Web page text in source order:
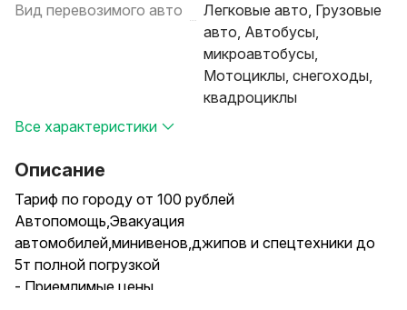
Вид перевозимого авто
Легковые авто, Грузовые
авто, Автобусы,
микроавтобусы,
Мотоциклы, снегоходы,
квадроциклы
Все характеристики
Описание
Тариф по городу от 100 рублей
Автопомощь,Эвакуация
автомобилей,минивенов,джипов и спецтехники до
5т полной погрузкой
- Приемлимые цены